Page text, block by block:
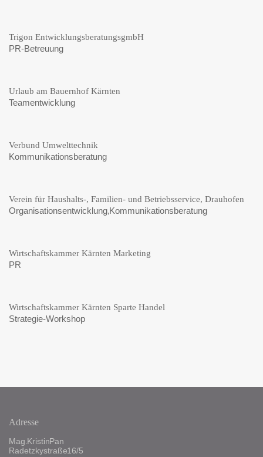
Trigon EntwicklungsberatungsgmbH
PR-Betreuung
Urlaub am Bauernhof Kärnten
Teamentwicklung
Verbund Umwelttechnik
Kommunikationsberatung
Verein für Haushalts-, Familien- und Betriebsservice, Drauhofen
Organisationsentwicklung, Kommunikationsberatung
Wirtschaftskammer Kärnten Marketing
PR
Wirtschaftskammer Kärnten Sparte Handel
Strategie-Workshop
Adresse
Mag. Kristin Pan
Radetzkystraße 16/5